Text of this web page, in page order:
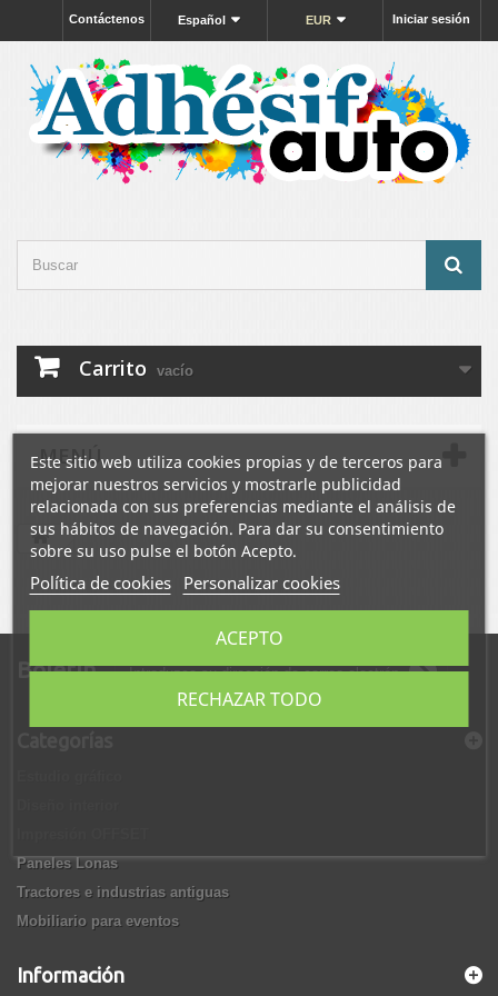
Iniciar sesión
EUR
Español
Contáctenos
Carrito vacío
MENÚ
Boletín
Paneles Lonas
Tractores e industrias antiguas
Mobiliario para eventos
Información
Este sitio web utiliza cookies propias y de terceros para
mejorar nuestros servicios y mostrarle publicidad
relacionada con sus preferencias mediante el análisis de
sus hábitos de navegación. Para dar su consentimiento
sobre su uso pulse el botón Acepto.
Política de cookies Personalizar cookies
RECHAZAR TODO
ACEPTO